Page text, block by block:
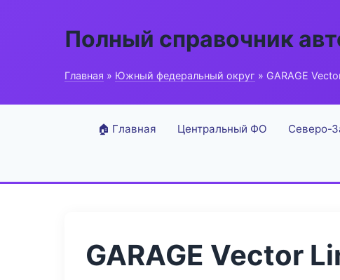
Полный справочник
Главная » Южный федеральный округ » GARAGE
🏠 Главная Центральный ФО Северо-
GARAGE Vector